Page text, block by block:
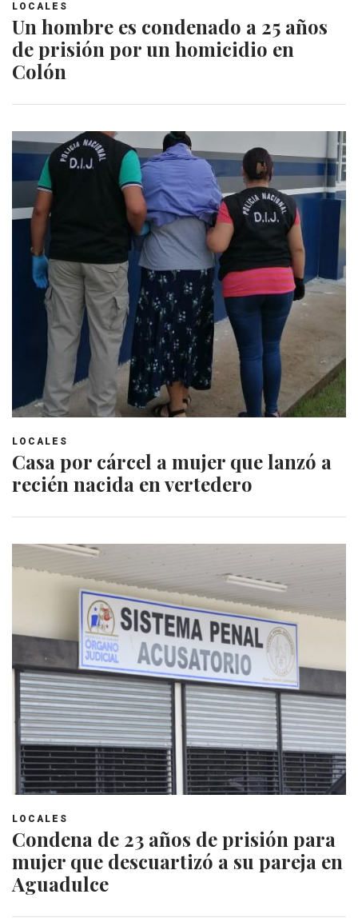
LOCALES
Un hombre es condenado a 25 años
de prisión por un homicidio en
Colón
LOCALES
Casa por cárcel a mujer que lanzó a
recién nacida en vertedero
LOCALES
Condena de 23 años de prisión para
mujer que descuartizó a su pareja en
Aguadulce